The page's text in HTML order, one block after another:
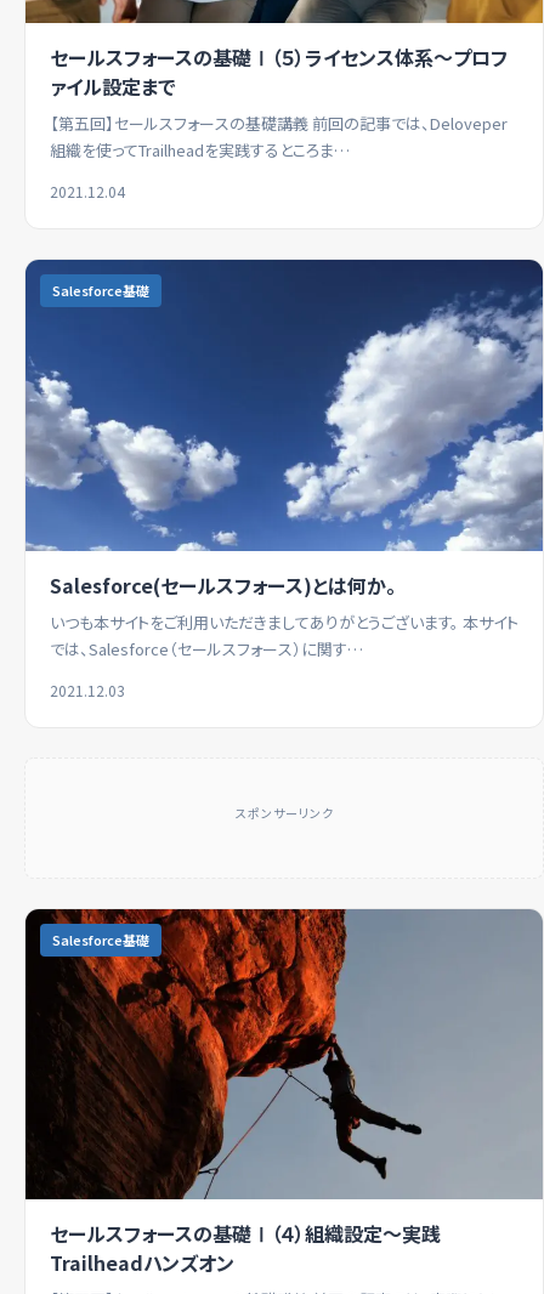
セールスフォースの基礎Ⅰ（５）ライセンス体系～プロフ
ァイル設定まで
【第五回】セールスフォースの基礎講義 前回の記事では、Deloveper
組織を使ってTrailheadを実践するところま…
2021.12.04
Salesforce基礎
Salesforce(セールスフォース)とは何か。
いつも本サイトをご利用いただきましてありがとうございます。 本サイト
では、Salesforce（セールスフォース）に関す…
2021.12.03
スポンサーリンク
Salesforce基礎
セールスフォースの基礎Ⅰ（４）組織設定～実践
Trailheadハンズオン